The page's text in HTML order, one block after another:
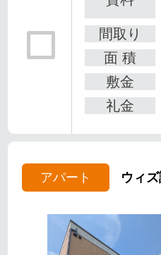
間取り
面 積
敷金
礼金
アパート ウィ